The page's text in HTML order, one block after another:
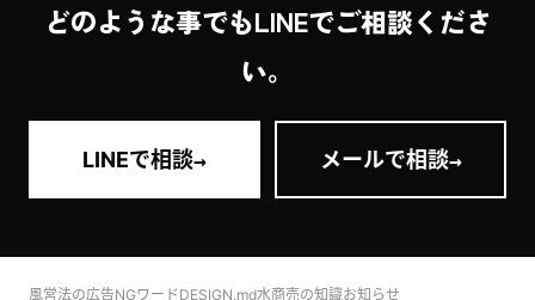
どのような事でもLINEでご相談くださ
い。
LINEで相談→ メールで相談→
風営法の広告NGワード DESIGN.md水商売の知識お知らせ